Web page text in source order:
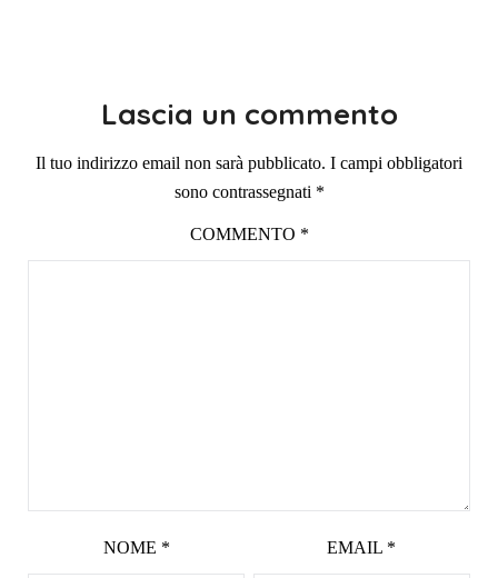
Lascia un commento
Il tuo indirizzo email non sarà pubblicato. I campi obbligatori
sono contrassegnati *
COMMENTO *
NOME * EMAIL *